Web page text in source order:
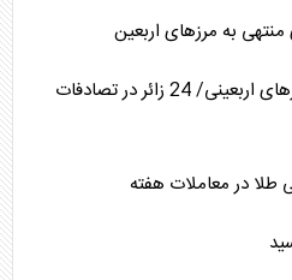
به مرزهای اربعین
‌‌ثبت 67 میلیون تردد در محورهای اربعینی/ 24 زائر در تصادفات